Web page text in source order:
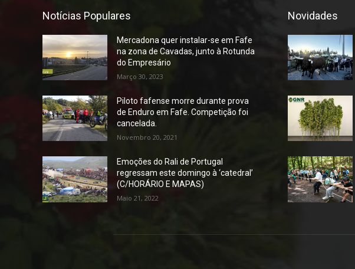
Notícias Populares
Mercadona quer instalar-se em Fafe
na zona de Cavadas, junto à Rotunda
do Empresário
Março 30, 2023
Piloto fafense morre durante prova
de Enduro em Fafe. Competição foi
cancelada.
Novembro 20, 2021
Emoções do Rali de Portugal
regressam este domingo à ‘catedral’
(C/HORÁRIO E MAPAS)
Maio 21, 2022
Novidades